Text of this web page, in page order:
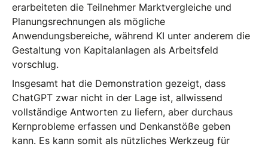
erarbeiteten die Teilnehmer Marktvergleiche und
Planungsrechnungen als mögliche
Anwendungsbereiche, während KI unter anderem die
Gestaltung von Kapitalanlagen als Arbeitsfeld
vorschlug.
Insgesamt hat die Demonstration gezeigt, dass
ChatGPT zwar nicht in der Lage ist, allwissend
vollständige Antworten zu liefern, aber durchaus
Kernprobleme erfassen und Denkanstöße geben
kann. Es kann somit als nützliches Werkzeug für